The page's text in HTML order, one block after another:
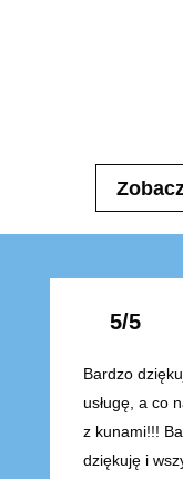
5/5
Bardzo
usługę, a co
z kunami!!!
dziękuję i